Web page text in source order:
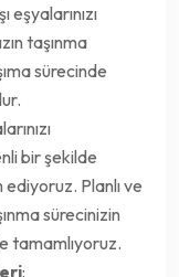
taşınma
sürecinde
bir şekilde
Planlı ve
sürecinizin
tamamlıyoruz.
: